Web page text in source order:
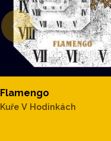
Flamengo
Kuře V Hodinkách